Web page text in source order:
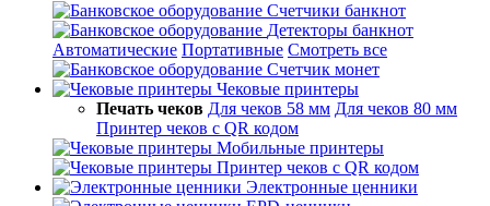
Счетчики банкнот
Детекторы банкнот
Автоматические Портативные Смотреть все
Счетчик монет
Чековые принтеры
Печать чеков Для чеков 58 мм Для чеков 80 мм
Принтер чеков с QR кодом
Мобильные принтеры
Принтер чеков с QR кодом
Электронные ценники